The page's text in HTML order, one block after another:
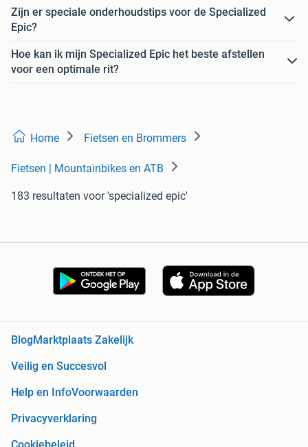
Zijn er speciale onderhoudstips voor de Specialized
Epic?
Hoe kan ik mijn Specialized Epic het beste afstellen
voor een optimale rit?
Home Fietsen en Brommers
Fietsen | Mountainbikes en ATB
183 resultaten voor 'specialized epic'
BlogMarktplaats Zakelijk
Veilig en Succesvol
Help en InfoVoorwaarden
Privacyverklaring